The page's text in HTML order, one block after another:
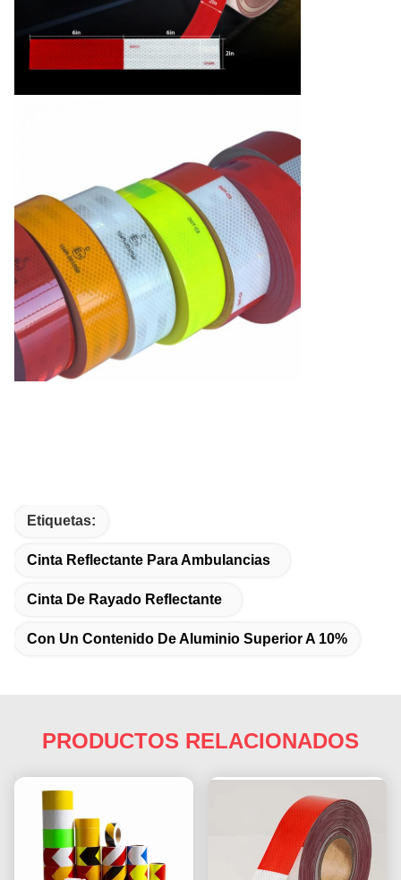
Etiquetas:
Cinta Reflectante Para Ambulancias
Cinta De Rayado Reflectante
Con Un Contenido De Aluminio Superior A 10%
PRODUCTOS RELACIONADOS